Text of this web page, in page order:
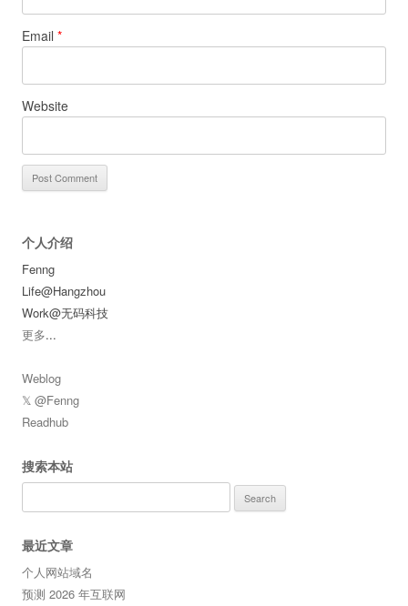
Email *
Website
个人介绍
Fenng
Life@Hangzhou
Work@无码科技
更多...
Weblog
𝕏 @Fenng
Readhub
搜索本站
for:
最近文章
个人网站域名
预测 2026 年互联网